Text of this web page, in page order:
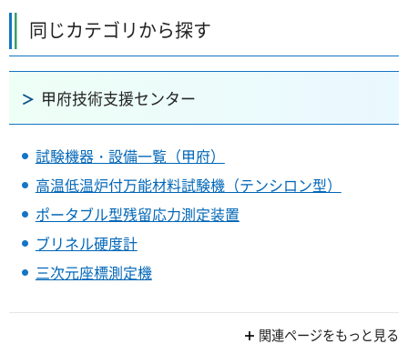
同じカテゴリから探す
甲府技術支援センター
試験機器・設備一覧（甲府）
高温低温炉付万能材料試験機（テンシロン型）
ポータブル型残留応力測定装置
ブリネル硬度計
三次元座標測定機
関連ページをもっと見る